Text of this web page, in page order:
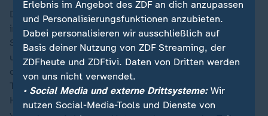
Die hohe Eigengewächsquote schuldet sich
ironischerweise auch einem Defekt: den hohen
Schulden des Klubs aus einer Zeit irrationaler Gehälter
und der Pandemie. Es waren auch Unerfahrenheiten,
die in den vergangenen zwei Saison den ersehnten
Titel in der Champions League verhinderten. Aber die
Herkunft so vieler Spieler aus der Jugend bringt auch
Erlebnis im Angebot des ZDF an dich anzupassen
und Personalisierungsfunktionen anzubieten.
Dabei personalisieren wir ausschließlich auf
Basis deiner Nutzung von ZDF Streaming, der
ZDFheute und ZDFtivi. Daten von Dritten werden
von uns nicht verwendet.
• Social Media und externe Drittsysteme:Wir
nutzen Social-Media-Tools und Dienste von